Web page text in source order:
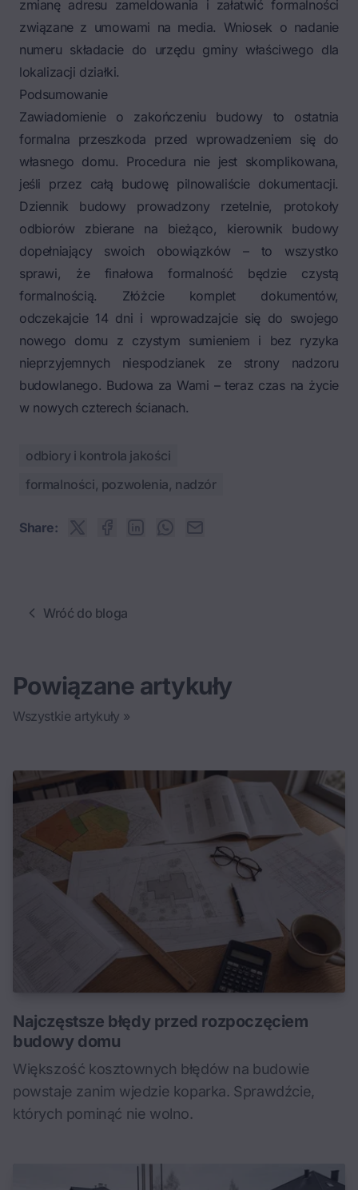
zmianę adresu zameldowania i załatwić formalności
związane z umowami na media. Wniosek o nadanie
numeru składacie do urzędu gminy właściwego dla
lokalizacji działki.
Podsumowanie
Zawiadomienie o zakończeniu budowy to ostatnia
formalna przeszkoda przed wprowadzeniem się do
własnego domu. Procedura nie jest skomplikowana,
jeśli przez całą budowę pilnowaliście dokumentacji.
Dziennik budowy prowadzony rzetelnie, protokoły
odbiorów zbierane na bieżąco, kierownik budowy
dopełniający swoich obowiązków – to wszystko
sprawi, że finałowa formalność będzie czystą
formalnością. Złóżcie komplet dokumentów,
odczekajcie 14 dni i wprowadzajcie się do swojego
nowego domu z czystym sumieniem i bez ryzyka
nieprzyjemnych niespodzianek ze strony nadzoru
budowlanego. Budowa za Wami – teraz czas na życie
w nowych czterech ścianach.
odbiory i kontrola jakości
formalności, pozwolenia, nadzór
Share:
Wróć do bloga
Powiązane artykuły
Wszystkie artykuły »
Najczęstsze błędy przed rozpoczęciem
budowy domu
Większość kosztownych błędów na budowie
powstaje zanim wjedzie koparka. Sprawdźcie,
których pominąć nie wolno.